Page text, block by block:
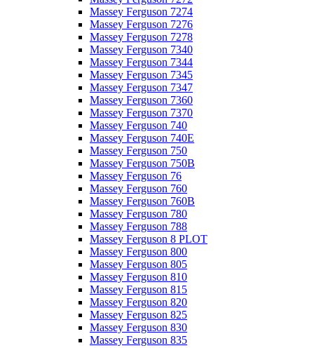
Massey Ferguson 7274
Massey Ferguson 7276
Massey Ferguson 7278
Massey Ferguson 7340
Massey Ferguson 7344
Massey Ferguson 7345
Massey Ferguson 7347
Massey Ferguson 7360
Massey Ferguson 7370
Massey Ferguson 740
Massey Ferguson 740E
Massey Ferguson 750
Massey Ferguson 750B
Massey Ferguson 76
Massey Ferguson 760
Massey Ferguson 760B
Massey Ferguson 780
Massey Ferguson 788
Massey Ferguson 8 PLOT
Massey Ferguson 800
Massey Ferguson 805
Massey Ferguson 810
Massey Ferguson 815
Massey Ferguson 820
Massey Ferguson 825
Massey Ferguson 830
Massey Ferguson 835